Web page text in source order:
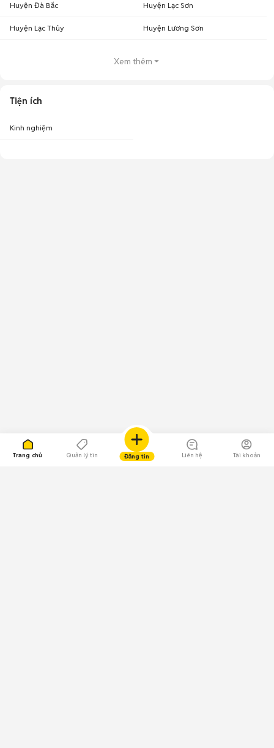
Trang chủ Quản lý tin Đăng tin Liên hệ Tài khoản
Huyện Đà Bắc Huyện Lạc Sơn
Huyện Lạc Thủy Huyện Lương Sơn
Xem thêm
Tiện ích
Kinh nghiệm